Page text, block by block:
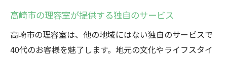
高崎市の理容室が提供する独自のサービス
高崎市の理容室は、他の地域にはない独自のサービスで
40代のお客様を魅了します。地元の文化やライフスタイ